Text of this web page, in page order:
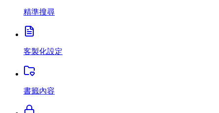
精準搜尋
客製化設定
書籤內容